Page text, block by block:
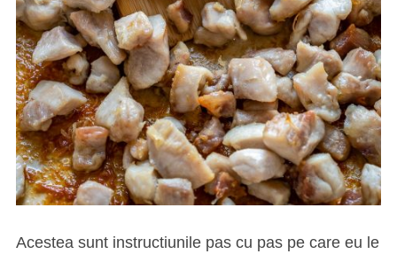
Acestea sunt instructiunile pas cu pas pe care eu le
S
e
a
c